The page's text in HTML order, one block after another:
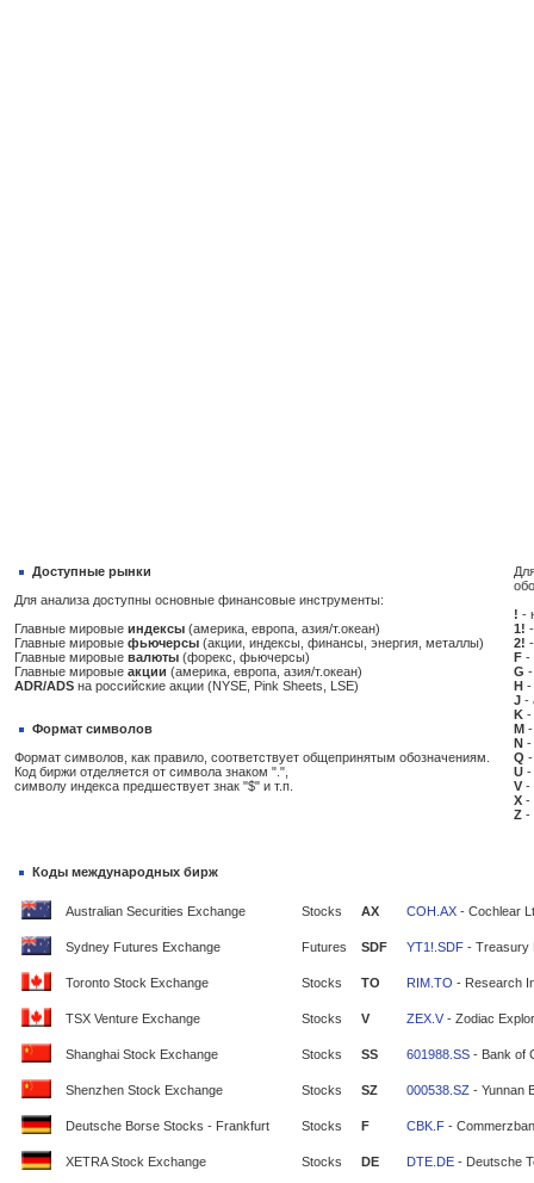
Доступные рынки
Для анализа доступны основные финансовые инструменты:
Главные мировые индексы (америка, европа, азия/т.океан)
Главные мировые фьючерсы (акции, индексы, финансы, энергия, металлы)
Главные мировые валюты (форекс, фьючерсы)
Главные мировые акции (америка, европа, азия/т.океан)
ADR/ADS на российские акции (NYSE, Pink Sheets, LSE)
Формат символов
Формат символов, как правило, соответствует общепринятым обозначениям.
Код биржи отделяется от символа знаком ".",
символу индекса предшествует знак "$" и т.п.
! -
1!
2!
F -
G
H -
J -
K -
M
N -
Q -
U -
V -
X -
Z -
Коды международных бирж
Australian Securities Exchange Stocks AX COH.AX - Cochlear
Sydney Futures Exchange Futures SDF YT1!.SDF - Treasury
Toronto Stock Exchange Stocks TO RIM.TO - Research
TSX Venture Exchange Stocks V ZEX.V - Zodiac
Shanghai Stock Exchange Stocks SS 601988.SS - Bank of
Shenzhen Stock Exchange Stocks SZ 000538.SZ - Yunnan
Deutsche Borse Stocks - Frankfurt Stocks F CBK.F -
XETRA Stock Exchange Stocks DE DTE.DE - Deutsche